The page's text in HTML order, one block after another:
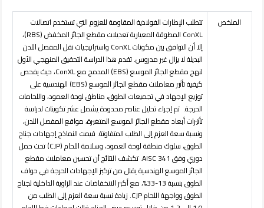
الملخص
تتطلب الإطارات الفولاذية المقاومة للعزوم التي تستخدم اتصالات
ConXL المطوقة المعيارية تعديلات مقطع الجائز المخفض (RBS)،
إلا أن التوافق بين مكوناتConXL واستراتيجيات نقل المفصل اللدن
البديلة لا يزال غير مدروس. تقدم هذا الدراسة التحقيق المنهجي الأول
لنهج مقطع الجائز الموسع (EBS) المدمج معConXL، حيث يفحص
كيفية تأثير معاملات مقطع الجائز الموسع (EBS) الهندسية على
توزيع الإجهاد في تجميعات الطوق، مناطق لوحة العمود، واللحامات
الحرجة. تم إجراء تحليل عناصر محدودة يشمل عشر تكوينات لدراسة
تأثيرات أبعاد مقطع الجائز الموسع المتغيرة، مواقع المفصل اللدن،
ونسبة سعة العزم إلى الطلب المتفاوتة. قيمت النماذج إجهادات جناح
الطوق، سلوك منطقة لوحة العمود، وسلامة اللحام (CJP) تحت حمل
دوري وفق AISC 341. تكشف النتائج أن تحسين معاملات مقطع
الجائز الموسع الهندسية يقلل من تركيز الإجهادات الحرجة في حواف
الطوق بنسبة 13-33%، مع أكبر الانخفاضات عند الزاوية الداخلية لجناح
الطوق وواجهة اللحامCJP. زيادة نسبة سعة العزم إلى الطلب من